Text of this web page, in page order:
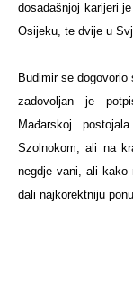
dosadašnjoj karijeri
Osijeku, te dvije u
Budimir se
zadovoljan je
Mađarskoj
Szolnokom, ali na
negdje vani, ali kako
dali najkorektniju